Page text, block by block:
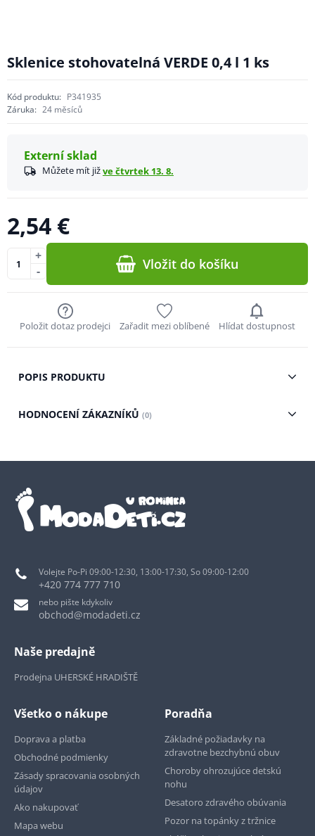
Sklenice stohovatelná VERDE 0,4 l 1 ks
Kód produktu: P341935
Záruka: 24 měsíců
Externí sklad
Můžete mít jižve čtvrtek 13. 8.
2,54 €
-
+ Vložit do košíku
Položit dotaz prodejci Zařadit mezi oblíbené Hlídat dostupnost
POPIS PRODUKTU
HODNOCENÍ ZÁKAZNÍKŮ (0)
Volejte Po-Pi 09:00-12:30, 13:00-17:30, So 09:00-12:00
+420 774 777 710
nebo pište kdykoliv
obchod@modadeti.cz
Naše predajně
Prodejna UHERSKÉ HRADIŠTĚ
Všetko o nákupe
Doprava a platba
Obchodné podmienky
Zásady spracovania osobných
údajov
Ako nakupovať
Mapa webu
Poradňa
Základné požiadavky na
zdravotne bezchybnú obuv
Choroby ohrozujúce detskú
nohu
Desatoro zdravého obúvania
Pozor na topánky z tržnice